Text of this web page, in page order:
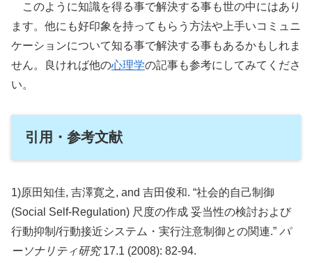
このように知識を得る事で解決する事も世の中にはあり
ます。他にも好印象を持ってもらう方法や上手いコミュニ
ケーションについて知る事で解決する事もあるかもしれま
せん。良ければ他の心理学の記事も参考にしてみてくださ
い。
引用・参考文献
1)原田知佳, 吉澤寛之, and 吉田俊和. “社会的自己制御
(Social Self-Regulation) 尺度の作成 妥当性の検討および
行動抑制/行動接近システム・実行注意制御との関連.” パ
ーソナリティ研究17.1 (2008): 82-94.